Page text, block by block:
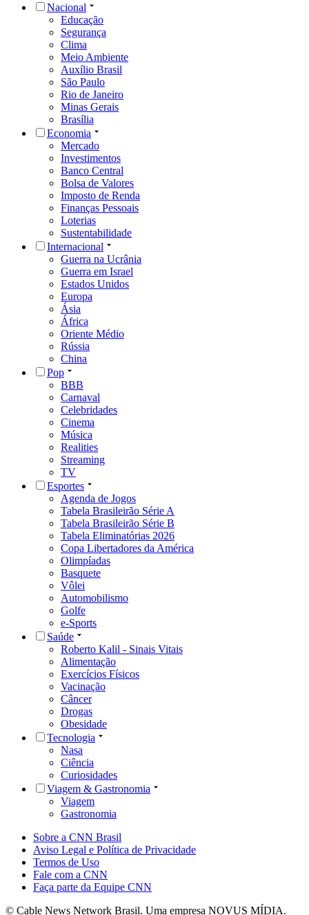
Nacional
Educação
Segurança
Clima
Meio Ambiente
Auxílio Brasil
São Paulo
Rio de Janeiro
Minas Gerais
Brasília
Economia
Mercado
Investimentos
Banco Central
Bolsa de Valores
Imposto de Renda
Finanças Pessoais
Loterias
Sustentabilidade
Internacional
Guerra na Ucrânia
Guerra em Israel
Estados Unidos
Europa
Ásia
África
Oriente Médio
Rússia
China
Pop
BBB
Carnaval
Celebridades
Cinema
Música
Realities
Streaming
TV
Esportes
Agenda de Jogos
Tabela Brasileirão Série A
Tabela Brasileirão Série B
Tabela Eliminatórias 2026
Copa Libertadores da América
Olimpíadas
Basquete
Vôlei
Automobilismo
Golfe
e-Sports
Saúde
Roberto Kalil - Sinais Vitais
Alimentação
Exercícios Físicos
Vacinação
Câncer
Drogas
Obesidade
Tecnologia
Nasa
Ciência
Curiosidades
Viagem & Gastronomia
Viagem
Gastronomia
Sobre a CNN Brasil
Aviso Legal e Política de Privacidade
Termos de Uso
Fale com a CNN
Faça parte da Equipe CNN
© Cable News Network Brasil. Uma empresa NOVUS MÍDIA.